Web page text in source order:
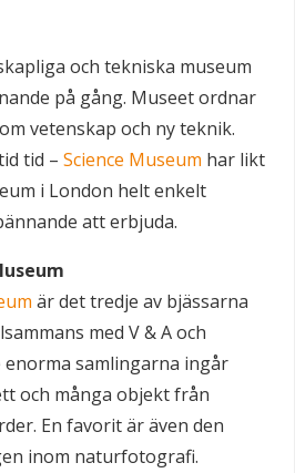
och tekniska museum
på gång. Museet ordnar
vetenskap och ny teknik.
tid – Science Museum har likt
i London helt enkelt
att erbjuda.
är det tredje av bjässarna
med V & A och
enorma samlingarna ingår
och många objekt från
En favorit är även den
inom naturfotografi.